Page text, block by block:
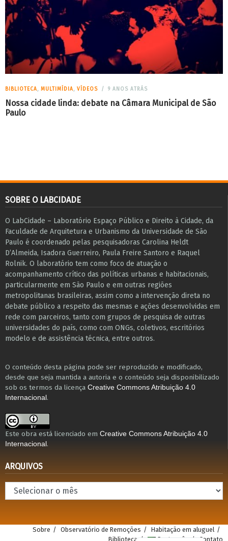
BIBLIOTECA, MULTIMÍDIA, VÍDEOS 9 ANOS ATRÁS
Nossa cidade linda: debate na Câmara Municipal de São
Paulo
SOBRE O LABCIDADE
O LabCidade – Laboratório Espaço Público e Direito à Cidade, da
Faculdade de Arquitetura e Urbanismo da Universidade de São
Paulo é coordenado pelas pesquisadoras Carolina Heldt
D’Almeida, Isadora Guerreiro, Paula Freire Santoro e Raquel
Rolnik. O laboratório tem como foco de atuação o
acompanhamento crítico das políticas urbanas e habitacionais,
particularmente em São Paulo e ​em outras regiões
metropolitanas brasileiras, assim como a intervenção direta no
debate público a respeito das mesmas e ações desenvolvidas em
r​e​de com parceiros, tanto com grupos de pesquisa ​de outras
universidades do país, como com ONGs, coletivos, escritórios
modelo e de assistência técnica​, entre outros​.
O conteúdo desta página pode ser reproduzido e modificado,
desde que seja mantida a autoria e o conteúdo seja disponibilizado
sob os termos da licença Creative Commons Atribuição 4.0
Internacional .
Este obra está licenciado em Creative Commons Atribuição 4.0
Internacional .
ARQUIVOS
Arquivos
Sobre Observatório de Remoções
Habitação em aluguel
Biblioteca
Português Contato